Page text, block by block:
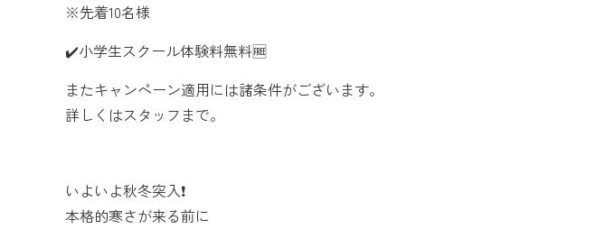
※先着10名様
✔️小学生スクール体験料無料🆓
またキャンペーン適用には諸条件がございます。
詳しくはスタッフまで。
いよいよ秋冬突入❗️
本格的寒さが来る前に